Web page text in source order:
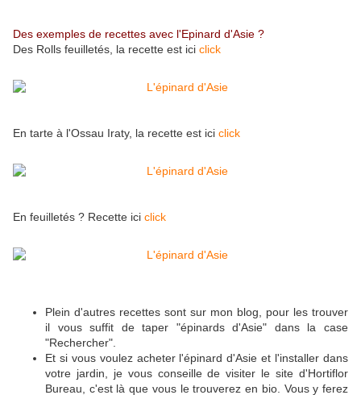
Des exemples de recettes avec l'Epinard d'Asie ?
Des Rolls feuilletés, la recette est ici click
En tarte à l'Ossau Iraty, la recette est ici click
En feuilletés ? Recette ici click
Plein d'autres recettes sont sur mon blog, pour les trouver
il vous suffit de taper "épinards d'Asie" dans la case
"Rechercher".
Et si vous voulez acheter l'épinard d'Asie et l'installer dans
votre jardin, je vous conseille de visiter le site d'Hortiflor
Bureau, c'est là que vous le trouverez en bio. Vous y ferez